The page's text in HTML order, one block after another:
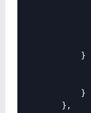
//分页+1
Page
}
//返回
}
},